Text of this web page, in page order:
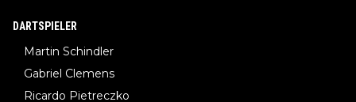
DARTSPIELER
Martin Schindler
Gabriel Clemens
Ricardo Pietreczko